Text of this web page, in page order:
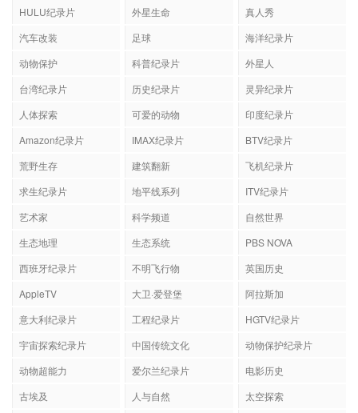
HULU纪录片
外星生命
真人秀
汽车改装
足球
海洋纪录片
动物保护
科普纪录片
外星人
台湾纪录片
历史纪录片
灵异纪录片
人体探索
可爱的动物
印度纪录片
Amazon纪录片
IMAX纪录片
BTV纪录片
荒野生存
建筑翻新
飞机纪录片
求生纪录片
地平线系列
ITV纪录片
艺术家
科学频道
自然世界
生态地理
生态系统
PBS NOVA
西班牙纪录片
不明飞行物
英国历史
AppleTV
大卫·爱登堡
阿拉斯加
意大利纪录片
工程纪录片
HGTV纪录片
宇宙探索纪录片
中国传统文化
动物保护纪录片
动物超能力
爱尔兰纪录片
电影历史
古埃及
人与自然
太空探索